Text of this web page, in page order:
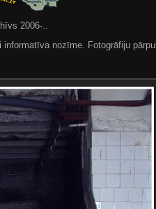
2006-..
nozīme. Fotogrāfiju